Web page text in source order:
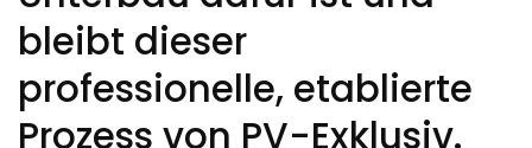
bleibt dieser
professionelle, etablierte
Prozess von PV-Exklusiv.